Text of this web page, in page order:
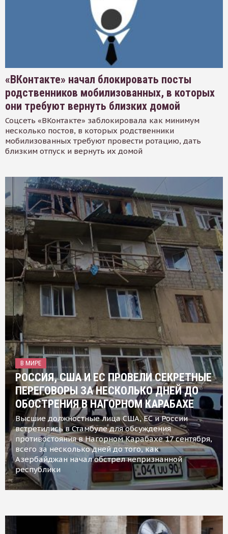
«ВКонтакте» начал блокировать посты
родственников мобилизованных, в которых
они требуют вернуть близких домой
Соцсеть «ВКонтакте» заблокировала как минимум
несколько постов, в которых родственники
мобилизованных требуют провести ротацию, дать
близким отпуск и вернуть их домой
В МИРЕ
РОССИЯ, США И ЕС ПРОВЕЛИ СЕКРЕТНЫЕ
ПЕРЕГОВОРЫ ЗА НЕСКОЛЬКО ДНЕЙ ДО
ОБОСТРЕНИЯ В НАГОРНОМ КАРАБАХЕ
Высшие должностные лица США, ЕС и России
встретились в Стамбуле для обсуждения
противостояния в Нагорном Карабахе 17 сентября,
всего за несколько дней до того, как
Азербайджан начал обстрел непризнанной
республики